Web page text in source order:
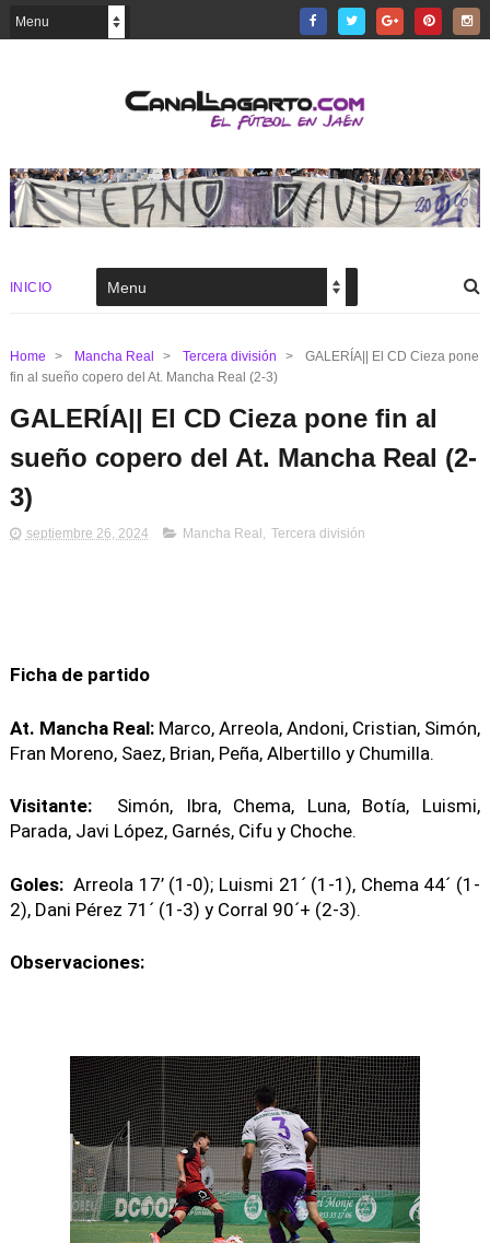
INICIO
Home > Mancha Real > Tercera división >
GALERÍA|| El CD Cieza pone
fin al sueño copero del At. Mancha Real (2-3)
GALERÍA|| El CD Cieza pone fin al
sueño copero del At. Mancha Real (2-
3)
septiembre 26, 2024 Mancha Real , Tercera división
Ficha de partido
At. Mancha Real: Marco, Arreola, Andoni, Cristian, Simón,
Fran Moreno, Saez, Brian, Peña, Albertillo y Chumilla.
Visitante:
Simón, Ibra, Chema, Luna, Botía, Luismi,
Parada, Javi López, Garnés, Cifu y Choche.
Goles: Arreola 17’ (1-0); Luismi 21´ (1-1), Chema 44´ (1-
2), Dani Pérez 71´ (1-3) y Corral 90´+ (2-3).
Observaciones: